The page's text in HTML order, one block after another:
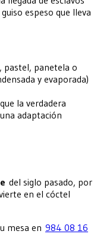
espeso que lleva
pastel, panetela o
y evaporada)
la verdadera
adaptación
del siglo pasado, por
en el cóctel
mesa en 984 08 16